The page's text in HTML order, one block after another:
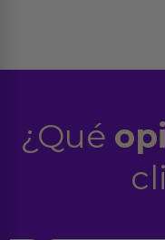
¿Qué